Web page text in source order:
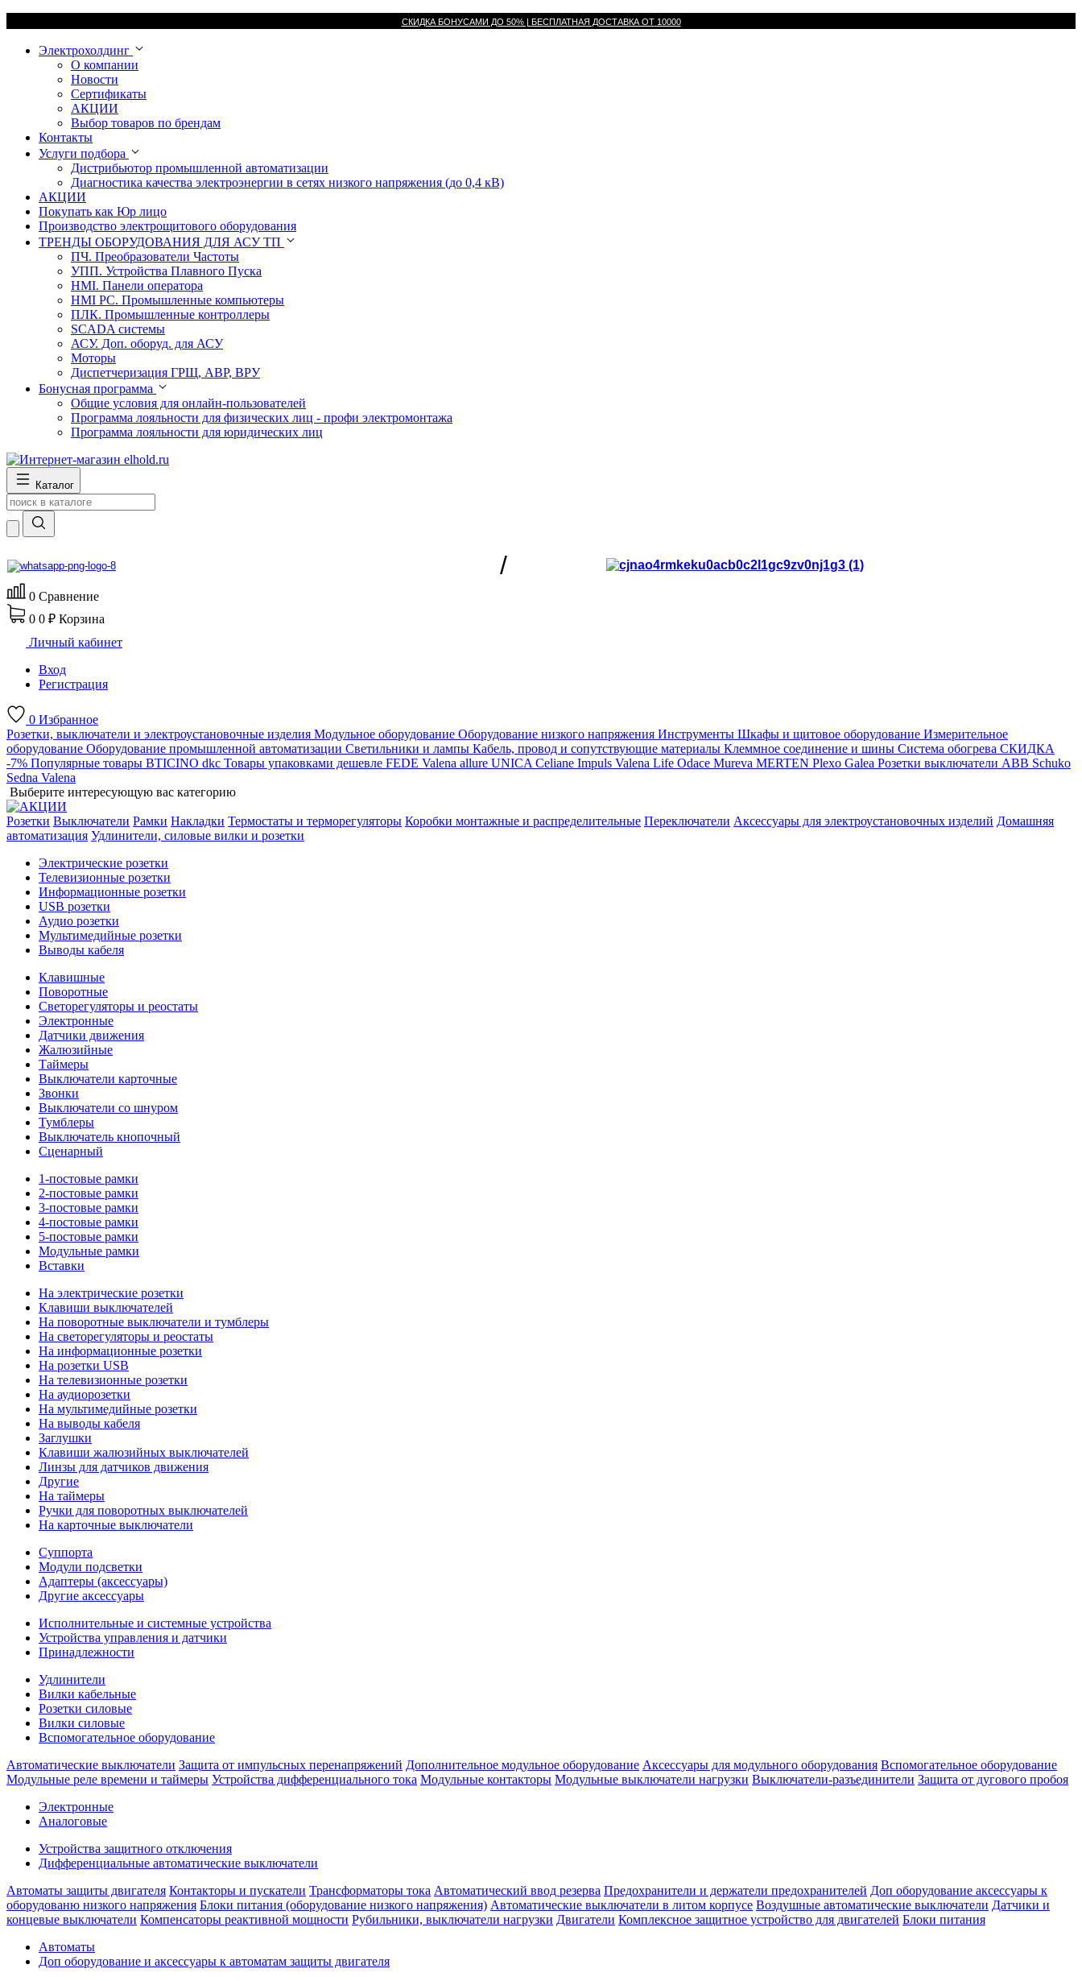
СКИДКА БОНУСАМИ ДО 50% | БЕСПЛАТНАЯ ДОСТАВКА ОТ 10000
Электрохолдинг
О компании
Новости
Сертификаты
АКЦИИ
Выбор товаров по брендам
Контакты
Услуги подбора
Дистрибьютор промышленной автоматизации
Диагностика качества электроэнергии в сетях низкого напряжения (до 0,4 кВ)
АКЦИИ
Покупать как Юр лицо
Производство электрощитового оборудования
ТРЕНДЫ ОБОРУДОВАНИЯ ДЛЯ АСУ ТП
ПЧ. Преобразователи Частоты
УПП. Устройства Плавного Пуска
HMI. Панели оператора
HMI РС. Промышленные компьютеры
ПЛК. Промышленные контроллеры
SCADA системы
АСУ. Доп. оборуд. для АСУ
Моторы
Диспетчеризация ГРЩ, АВР, ВРУ
Бонусная программа
Общие условия для онлайн-пользователей
Программа лояльности для физических лиц - профи электромонтажа
Программа лояльности для юридических лиц
Каталог
/
0 Сравнение
0 0 ₽ Корзина
Личный кабинет
Вход
Регистрация
0 Избранное
Розетки, выключатели и электроустановочные изделия Модульное оборудование Оборудование низкого напряжения Инструменты Шкафы и щитовое оборудование Измерительное
оборудование Оборудование промышленной автоматизации Светильники и лампы Кабель, провод и сопутствующие материалы Клеммное соединение и шины Система обогрева СКИДКА
-7% Популярные товары BTICINO dkc Товары упаковками дешевле FEDE Valena allure UNICA Celiane Impuls Valena Life Odace Mureva MERTEN Plexo Galea Розетки выключатели ABB Schuko
Sedna Valena
Выберите интересующую вас категорию
Розетки Выключатели Рамки Накладки Термостаты и терморегуляторы Коробки монтажные и распределительные Переключатели Аксессуары для электроустановочных изделий Домашняя
автоматизация Удлинители, силовые вилки и розетки
Электрические розетки
Телевизионные розетки
Информационные розетки
USB розетки
Аудио розетки
Мультимедийные розетки
Выводы кабеля
Клавишные
Поворотные
Светорегуляторы и реостаты
Электронные
Датчики движения
Жалюзийные
Таймеры
Выключатели карточные
Звонки
Выключатели со шнуром
Тумблеры
Выключатель кнопочный
Сценарный
1-постовые рамки
2-постовые рамки
3-постовые рамки
4-постовые рамки
5-постовые рамки
Модульные рамки
Вставки
На электрические розетки
Клавиши выключателей
На поворотные выключатели и тумблеры
На светорегуляторы и реостаты
На информационные розетки
На розетки USB
На телевизионные розетки
На аудиорозетки
На мультимедийные розетки
На выводы кабеля
Заглушки
Клавиши жалюзийных выключателей
Линзы для датчиков движения
Другие
На таймеры
Ручки для поворотных выключателей
На карточные выключатели
Суппорта
Модули подсветки
Адаптеры (аксессуары)
Другие аксессуары
Исполнительные и системные устройства
Устройства управления и датчики
Принадлежности
Удлинители
Вилки кабельные
Розетки силовые
Вилки силовые
Вспомогательное оборудование
Автоматические выключатели Защита от импульсных перенапряжений Дополнительное модульное оборудование Аксессуары для модульного оборудования Вспомогательное оборудование
Модульные реле времени и таймеры Устройства дифференциального тока Модульные контакторы Модульные выключатели нагрузки Выключатели-разъединители Защита от дугового пробоя
Электронные
Аналоговые
Устройства защитного отключения
Дифференциальные автоматические выключатели
Автоматы защиты двигателя Контакторы и пускатели Трансформаторы тока Автоматический ввод резерва Предохранители и держатели предохранителей Доп оборудование аксессуары к
оборудованю низкого напряжения Блоки питания (оборудование низкого напряжения) Автоматические выключатели в литом корпусе Воздушные автоматические выключатели Датчики и
концевые выключатели Компенсаторы реактивной мощности Рубильники, выключатели нагрузки Двигатели Комплексное защитное устройство для двигателей Блоки питания
Автоматы
Доп оборудование и аксессуары к автоматам защиты двигателя